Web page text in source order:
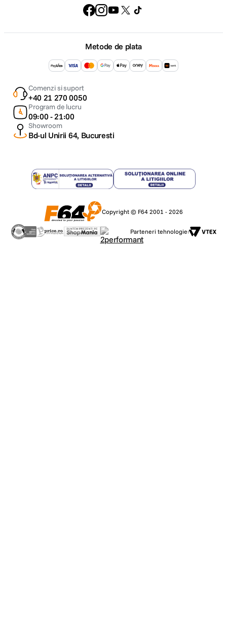
Metode de plata
Comenzi si suport
+40 21 270 0050
Program de lucru
09:00 - 21:00
Showroom
Bd-ul Unirii 64, Bucuresti
Copyright © F64 2001 - 2026
Parteneri tehnologie: